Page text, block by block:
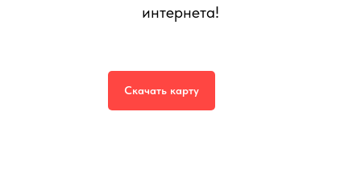
интернета!
Скачать карту